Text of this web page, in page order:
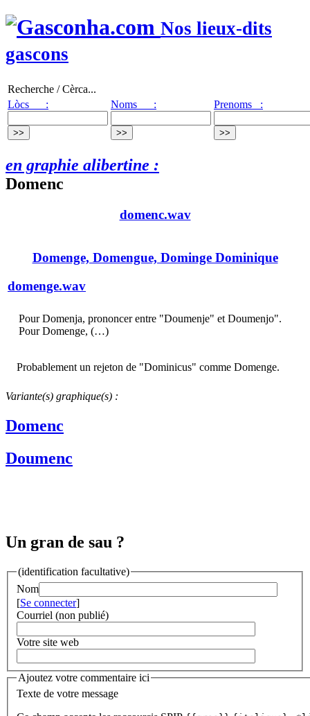
Nos lieux-dits
gascons
Recherche / Cèrca...
Lòcs :
Noms : Prenoms :
en graphie alibertine :
Domenc
domenc.wav
Domenge, Domengue, Dominge Dominique
domenge.wav
Pour Domenja, prononcer entre "Doumenje" et Doumenjo".
Pour Domenge, (…)
Probablement un rejeton de "Dominicus" comme Domenge.
Variante(s) graphique(s) :
Domenc
Doumenc
Un gran de sau ?
(identification facultative)
Nom
[Se connecter]
Courriel (non publié)
Votre site web
Ajoutez votre commentaire ici
Texte de votre message